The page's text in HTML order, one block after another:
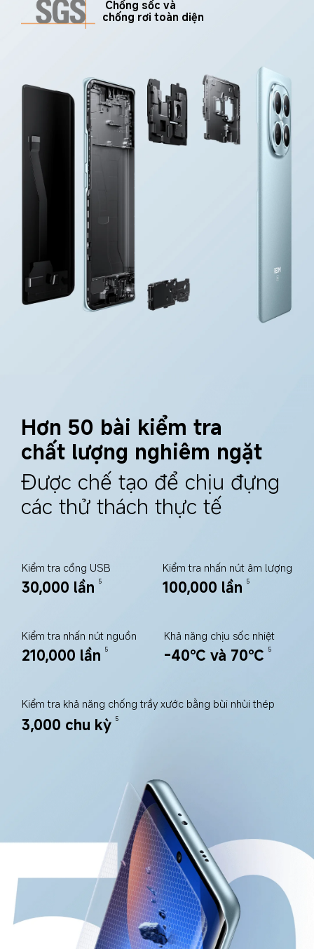
chống rơi toàn diện
Hơn 50 bài kiểm tra
chất lượng nghiêm ngặt
Được chế tạo để chịu đựng
các thử thách thực tế
Kiểm tra cổng USB
30,000 lần 5
Kiểm tra nhấn nút âm lượng
100,000 lần 5
Kiểm tra nhấn nút nguồn
210,000 lần 5
Khả năng chịu sốc nhiệt
-40℃ và 70℃ 5
Kiểm tra khả năng chống trầy xước bằng bùi nhùi thép
3,000 chu kỳ 5